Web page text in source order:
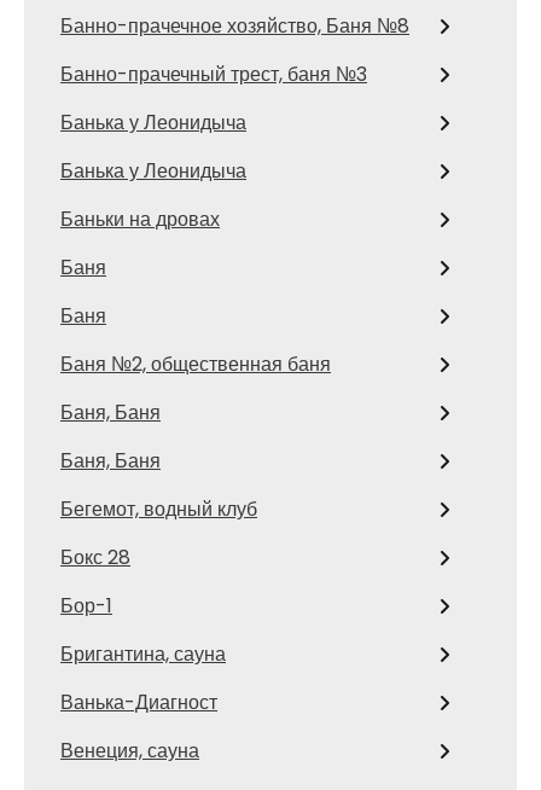
Банно-прачечное хозяйство, Баня №8
Банно-прачечный трест, баня №3
Банька у Леонидыча
Банька у Леонидыча
Баньки на дровах
Баня
Баня
Баня №2, общественная баня
Баня, Баня
Баня, Баня
Бегемот, водный клуб
Бокс 28
Бор-1
Бригантина, сауна
Ванька-Диагност
Венеция, сауна